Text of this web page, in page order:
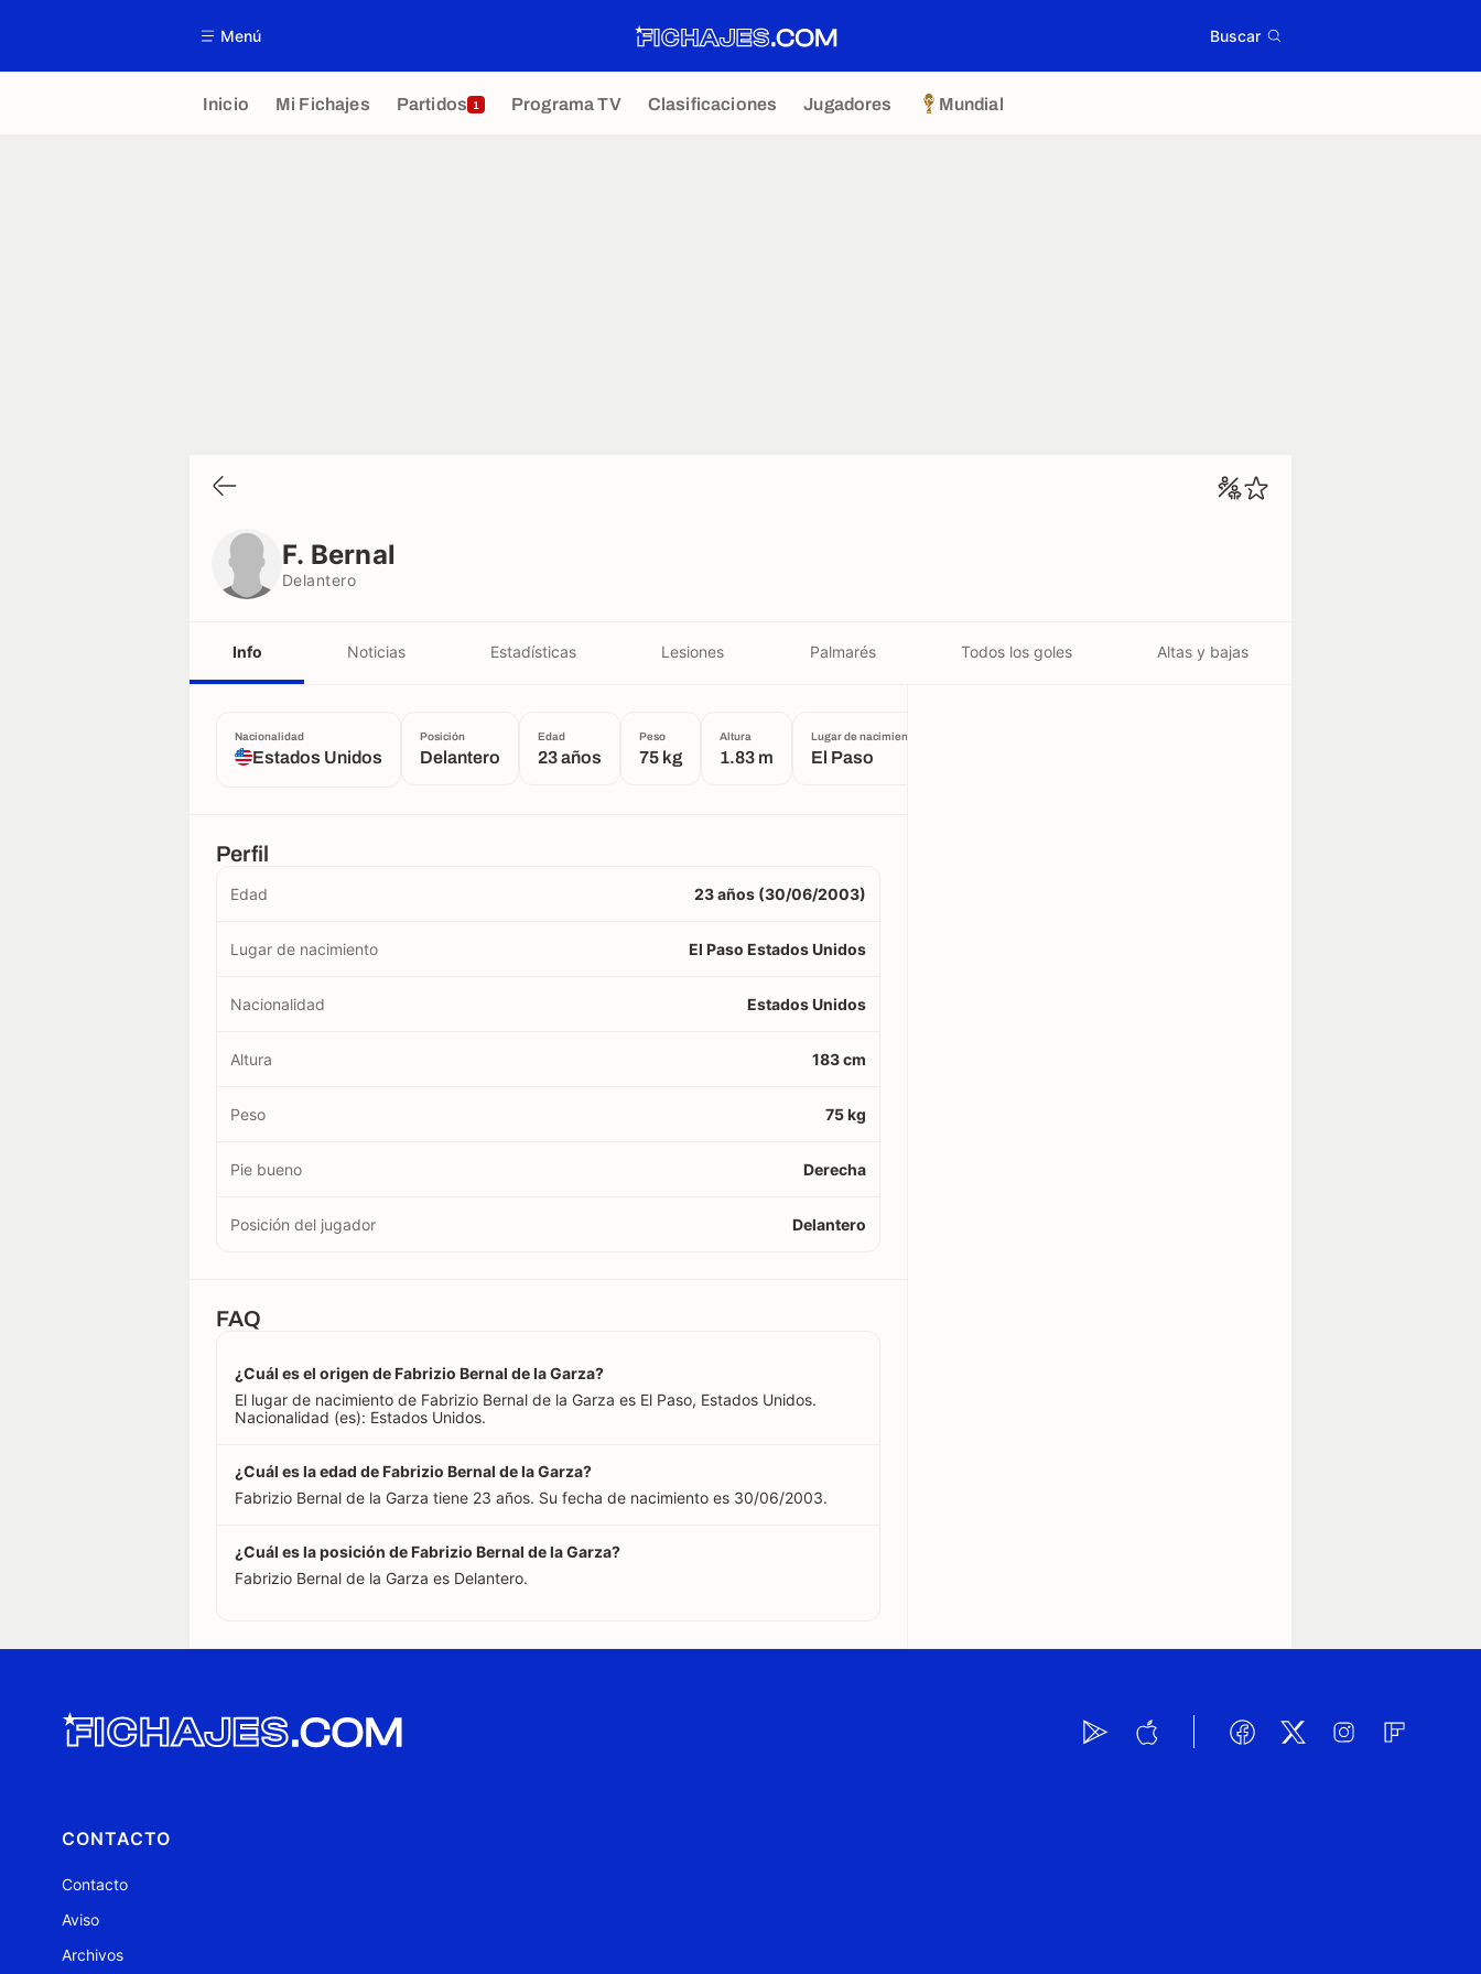
Menú Buscar
Inicio Mi Fichajes Partidos 1 Programa TV Clasificaciones Jugadores Mundial
F. Bernal
Delantero
Info Noticias Estadísticas Lesiones Palmarés Todos los goles Altas y bajas
Nacionalidad
Estados Unidos
Posición
Delantero
Edad
23 años
Peso
75 kg
Altura
1.83 m
Lugar de nacimiento
El Paso
Perfil
Edad 23 años (30/06/2003)
Lugar de nacimiento El Paso Estados Unidos
Nacionalidad Estados Unidos
Altura 183 cm
Peso 75 kg
Pie bueno Derecha
Posición del jugador Delantero
FAQ
¿Cuál es el origen de Fabrizio Bernal de la Garza?
El lugar de nacimiento de Fabrizio Bernal de la Garza es El Paso, Estados Unidos.
Nacionalidad (es): Estados Unidos.
¿Cuál es la edad de Fabrizio Bernal de la Garza?
Fabrizio Bernal de la Garza tiene 23 años. Su fecha de nacimiento es 30/06/2003.
¿Cuál es la posición de Fabrizio Bernal de la Garza?
Fabrizio Bernal de la Garza es Delantero.
CONTACTO
Contacto
Aviso
Archivos